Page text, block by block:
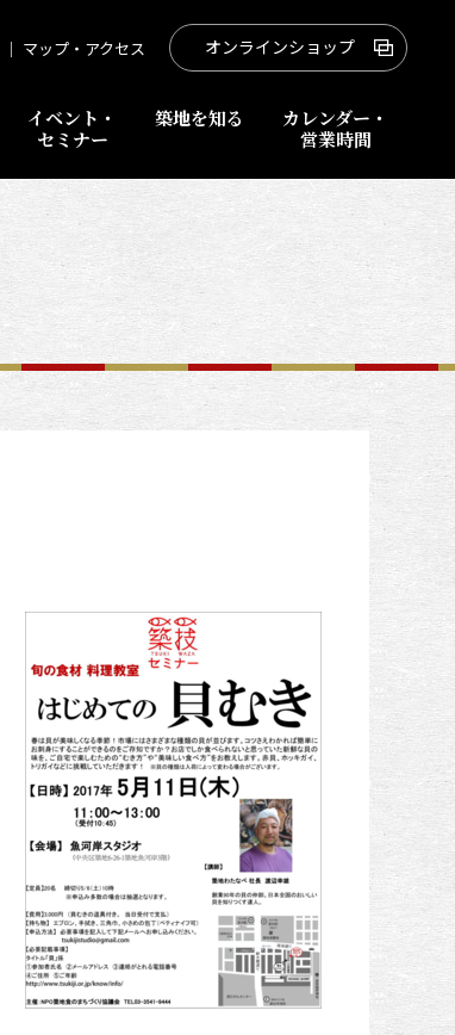
イベント・
セミナー
築地を知る
カレンダー・
営業時間
｜ マップ・アクセス オンラインショップ